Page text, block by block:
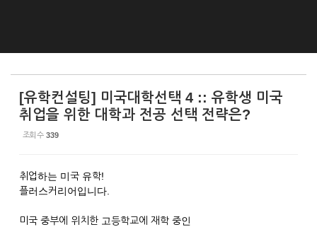
[유학컨설팅] 미국대학선택 4 :: 유학생 미국
취업을 위한 대학과 전공 선택 전략은?
조회 수 339
취업하는 미국 유학!
플러스커리어입니다.
미국 중부에 위치한 고등학교에 재학 중인